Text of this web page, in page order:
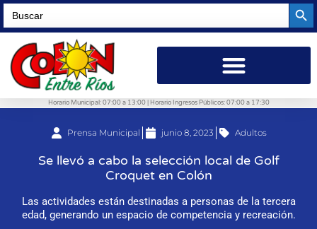
Search
for:
Horario Municipal: 07:00 a 13:00 | Horario Ingresos Públicos: 07:00 a 17:30
Prensa Municipal junio 8, 2023 Adultos
Se llevó a cabo la selección local de Golf
Croquet en Colón
Las actividades están destinadas a personas de la tercera
edad, generando un espacio de competencia y recreación.